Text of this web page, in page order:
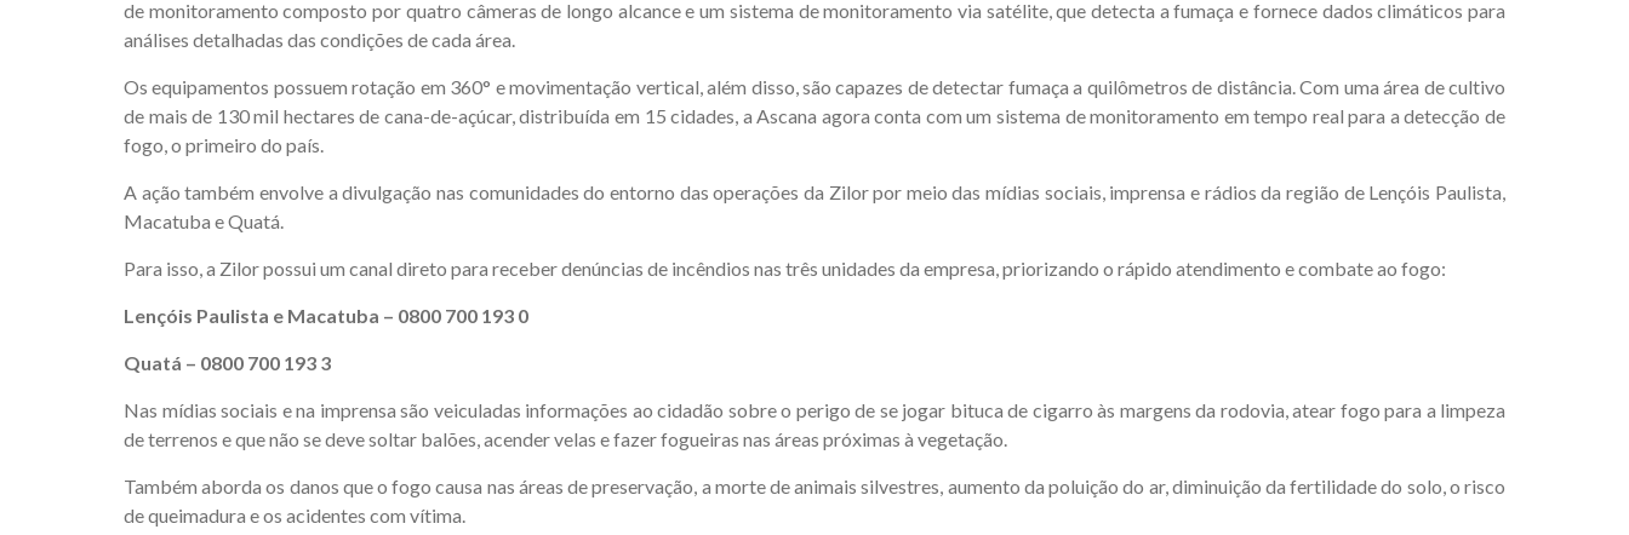
de monitoramento composto por quatro câmeras de longo alcance e um sistema de monitoramento via satélite, que detecta a fumaça e fornece dados climáticos para
análises detalhadas das condições de cada área.
Os equipamentos possuem rotação em 360° e movimentação vertical, além disso, são capazes de detectar fumaça a quilômetros de distância. Com uma área de cultivo
de mais de 130 mil hectares de cana-de-açúcar, distribuída em 15 cidades, a Ascana agora conta com um sistema de monitoramento em tempo real para a detecção de
fogo, o primeiro do país.
A ação também envolve a divulgação nas comunidades do entorno das operações da Zilor por meio das mídias sociais, imprensa e rádios da região de Lençóis Paulista,
Macatuba e Quatá.
Para isso, a Zilor possui um canal direto para receber denúncias de incêndios nas três unidades da empresa, priorizando o rápido atendimento e combate ao fogo:
Lençóis Paulista e Macatuba – 0800 700 193 0
Quatá – 0800 700 193 3
Nas mídias sociais e na imprensa são veiculadas informações ao cidadão sobre o perigo de se jogar bituca de cigarro às margens da rodovia, atear fogo para a limpeza
de terrenos e que não se deve soltar balões, acender velas e fazer fogueiras nas áreas próximas à vegetação.
Também aborda os danos que o fogo causa nas áreas de preservação, a morte de animais silvestres, aumento da poluição do ar, diminuição da fertilidade do solo, o risco
de queimadura e os acidentes com vítima.